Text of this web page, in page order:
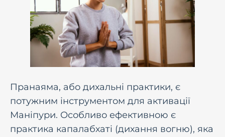
Пранаяма, або дихальні практики, є
потужним інструментом для активації
Маніпури. Особливо ефективною є
практика капалабхаті (дихання вогню), яка